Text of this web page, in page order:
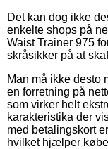
Det kan dog ikke
enkelte shops på
Waist Trainer 975
skråsikker på at
Man må ikke desto
en forretning på
som virker helt
karakteristika der
med betalingskort
hvilket hjælper